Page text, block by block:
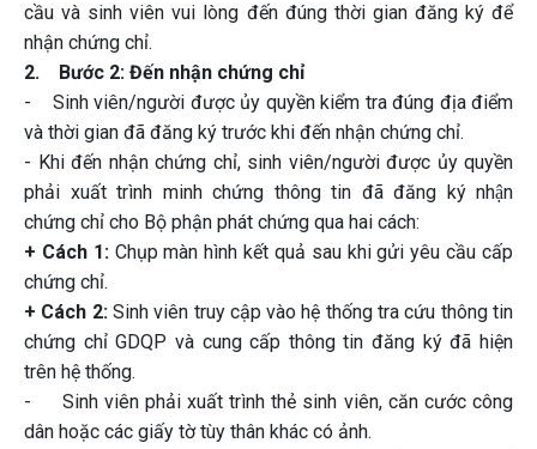
cầu và sinh viên vui lòng đến đúng thời gian đăng ký để
nhận chứng chỉ.
2. Bước 2: Đến nhận chứng chỉ
- Sinh viên/người được ủy quyền kiểm tra đúng địa điểm
và thời gian đã đăng ký trước khi đến nhận chứng chỉ.
- Khi đến nhận chứng chỉ, sinh viên/người được ủy quyền
phải xuất trình minh chứng thông tin đã đăng ký nhận
chứng chỉ cho Bộ phận phát chứng qua hai cách:
+ Cách 1:Chụp màn hình kết quả sau khi gửi yêu cầu cấp
chứng chỉ.
+ Cách 2:Sinh viên truy cập vào hệ thống tra cứu thông tin
chứng chỉ GDQP và cung cấp thông tin đăng ký đã hiện
trên hệ thống.
- Sinh viên phải xuất trình thẻ sinh viên, căn cước công
dân hoặc các giấy tờ tùy thân khác có ảnh.